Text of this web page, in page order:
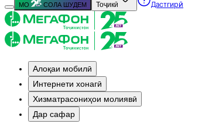
МО СОЛА ШУДЕМ Тоҷикӣ Дастгирӣ
Алоқаи мобилӣ
Интернети хонагӣ
Хизматрасониҳои молиявӣ
Дар сафар